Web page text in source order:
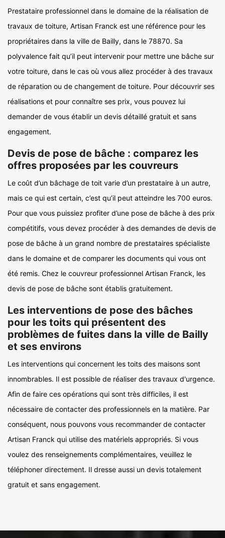
Prestataire professionnel dans le domaine de la réalisation de
travaux de toiture, Artisan Franck est une référence pour les
propriétaires dans la ville de Bailly, dans le 78870. Sa
polyvalence fait qu’il peut intervenir pour mettre une bâche sur
votre toiture, dans le cas où vous allez procéder à des travaux
de réparation ou de changement de toiture. Pour découvrir ses
réalisations et pour connaître ses prix, vous pouvez lui
demander de vous établir un devis détaillé gratuit et sans
engagement.
Devis de pose de bâche : comparez les
offres proposées par les couvreurs
Le coût d’un bâchage de toit varie d’un prestataire à un autre,
mais ce qui est certain, c’est qu’il peut atteindre les 700 euros.
Pour que vous puissiez profiter d’une pose de bâche à des prix
compétitifs, vous devez procéder à des demandes de devis de
pose de bâche à un grand nombre de prestataires spécialiste
dans le domaine et de comparer les documents qui vous ont
été remis. Chez le couvreur professionnel Artisan Franck, les
devis de pose de bâche sont établis gratuitement.
Les interventions de pose des bâches
pour les toits qui présentent des
problèmes de fuites dans la ville de Bailly
et ses environs
Les interventions qui concernent les toits des maisons sont
innombrables. Il est possible de réaliser des travaux d'urgence.
Afin de faire ces opérations qui sont très difficiles, il est
nécessaire de contacter des professionnels en la matière. Par
conséquent, nous pouvons vous recommander de contacter
Artisan Franck qui utilise des matériels appropriés. Si vous
voulez des renseignements complémentaires, veuillez le
téléphoner directement. Il dresse aussi un devis totalement
gratuit et sans engagement.